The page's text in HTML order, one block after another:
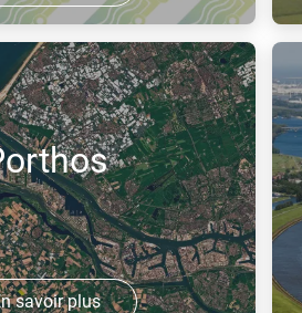
en service, d'ici
à hydrogène et
à hydrogène, reliant
et l'ouest de
savoir plus